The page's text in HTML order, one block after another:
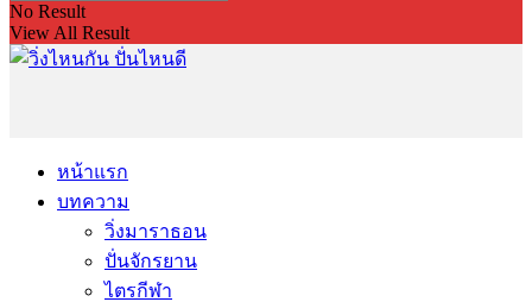
No Result
View All Result
หน้าแรก
บทความ
วิ่งมาราธอน
ปั่นจักรยาน
ไตรกีฬา